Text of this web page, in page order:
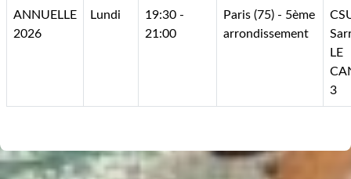
ANNUELLE
2026
Lundi
19:30 -
21:00
Paris (75) - 5ème
arrondissement
LE
3